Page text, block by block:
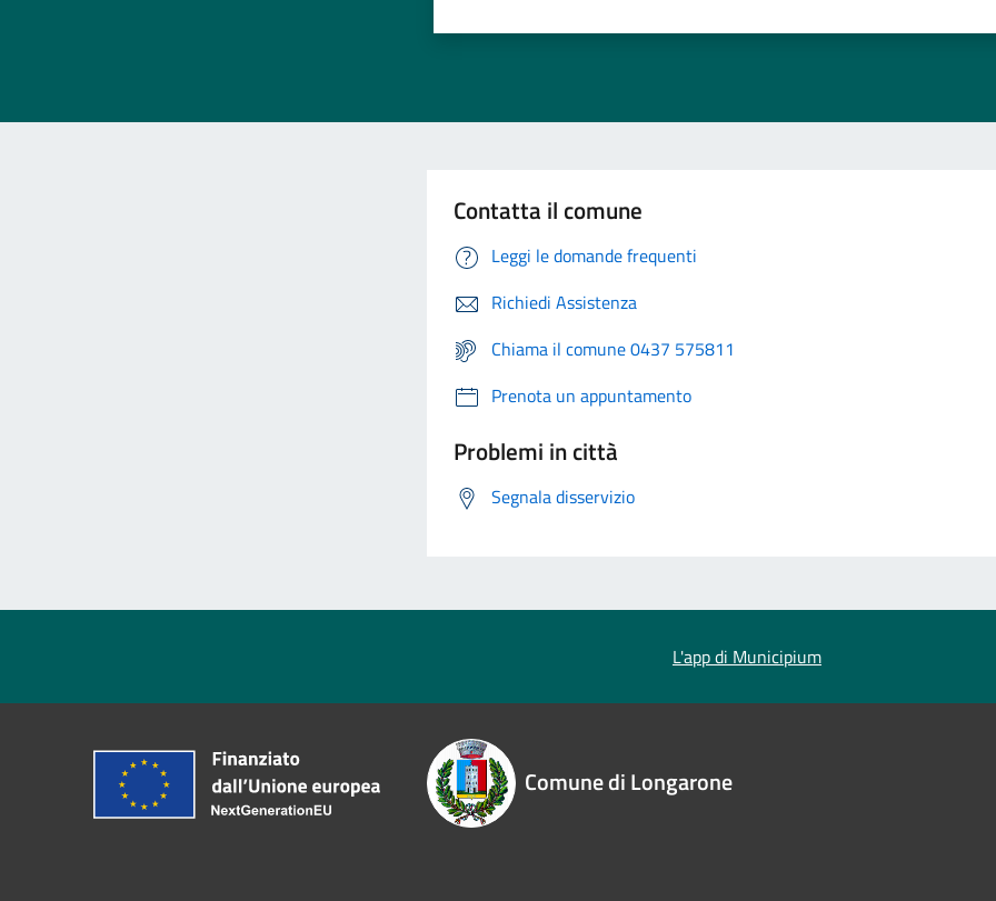
Contatta il comune
Leggi le domande frequenti
Richiedi Assistenza
Chiama il comune 0437 575811
Prenota un appuntamento
Problemi in città
Segnala disservizio
L'app di Municipium
Comune di Longarone